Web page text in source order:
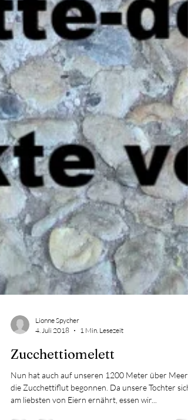
4. Juli 2018
1 Min. Lesezeit
Zucchettiomelett
Nun hat auch auf unseren 1200 Meter über Meer